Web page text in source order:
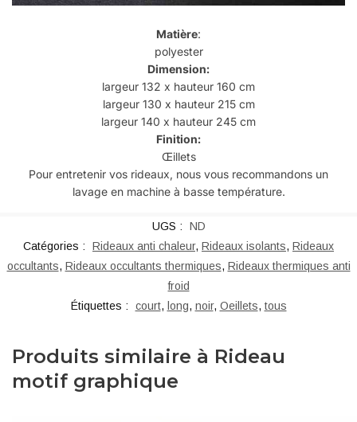
Matière:
polyester
Dimension:
largeur 132 x hauteur 160 cm
largeur 130 x hauteur 215 cm
largeur 140 x hauteur 245 cm
Finition:
Œillets
Pour entretenir vos rideaux, nous vous recommandons un
lavage en machine à basse température.
UGS :
ND
Catégories :
Rideaux anti chaleur, Rideaux isolants, Rideaux
occultants, Rideaux occultants thermiques, Rideaux thermiques anti
froid
Étiquettes :
court, long, noir, Oeillets, tous
Produits similaire à Rideau
motif graphique